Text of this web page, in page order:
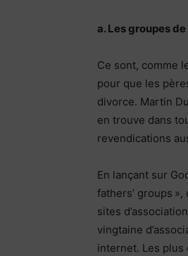
a. Les groupes
Ce sont, comme
pour que les
divorce. Martin
en trouve dans
revendications
En lançant sur
fathers’ groups
sites
vingtaine
internet. Les plus